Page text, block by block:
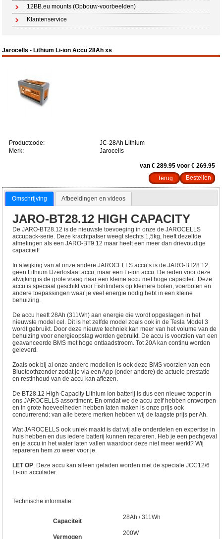
12BB.eu mounts (Opbouw-voorbeelden)
Klantenservice
Jarocells - Lithium Li-ion Accu 28Ah xs
Productcode:
JC-28Ah Lithium
Merk:
Jarocells
van € 289.95 voor € 269.95
Terug
Omschrijving Afbeeldingen en videos
JARO-BT28.12 HIGH CAPACITY
De JARO-BT28.12 is de nieuwste toevoeging in onze de JAROCELLS
accupack-serie. Deze krachtpatser weegt slechts 1,5kg, heeft dezelfde
afmetingen als een JARO-BT9.12 maar heeft een meer dan drievoudige
capaciteit!
In afwijking van al onze andere JAROCELLS accu’s is de JARO-BT28.12
geen Lithium IJzerfosfaat accu, maar een Li-ion accu. De reden voor deze
afwijking is de grote vraag naar een kleine accu met hoge capaciteit. Deze
accu is speciaal geschikt voor Fishfinders op kleinere boten, voerboten en
andere toepassingen waar je veel energie nodig hebt in een kleine
behuizing.
De accu heeft 28Ah (311Wh) aan energie die wordt opgeslagen in het
nieuwste model cel. Dit is het zelfde model zoals ook in de Tesla Model 3
wordt gebruikt. Door deze nieuwe techniek kan meer van het volume van de
behuizing voor energieopslag worden gebruikt. De accu is voorzien van een
geavanceerde BMS met hoge ontlaadstroom. Tot 20A kan continu worden
geleverd.
Zoals ook bij al onze andere modellen is ook deze BMS voorzien van een
Bluetoothzender zodat je via een App (onder andere) de actuele prestatie
en restinhoud van de accu kan aflezen.
De BT28.12 High Capacity Lithium Ion batterij is dus een nieuwe topper in
ons JAROCELLS assortiment. En omdat we de accu zelf hebben ontworpen
en in grote hoeveelheden hebben laten maken is onze prijs ook
concurrerend: van alle betere merken hebben wij de laagste prijs per Ah.
Wat JAROCELLS ook uniek maakt is dat wij alle onderdelen en expertise in
huis hebben en dus iedere batterij kunnen repareren. Heb je een pechgeval
en je accu in het water laten vallen waardoor deze niet meer werkt? Wij
repareren hem zo weer voor je.
LET OP: Deze accu kan alleen geladen worden met de speciale JCC12/6
Li-ion acculader.
Technische informatie:
Capaciteit
28Ah / 311Wh
Vermogen
200W